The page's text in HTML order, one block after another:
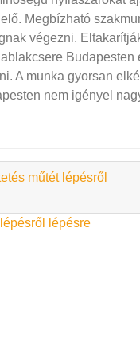
. Megbízható
végezni.
A munka gyorsan
nem igényel
műtét lépésről
lépésre